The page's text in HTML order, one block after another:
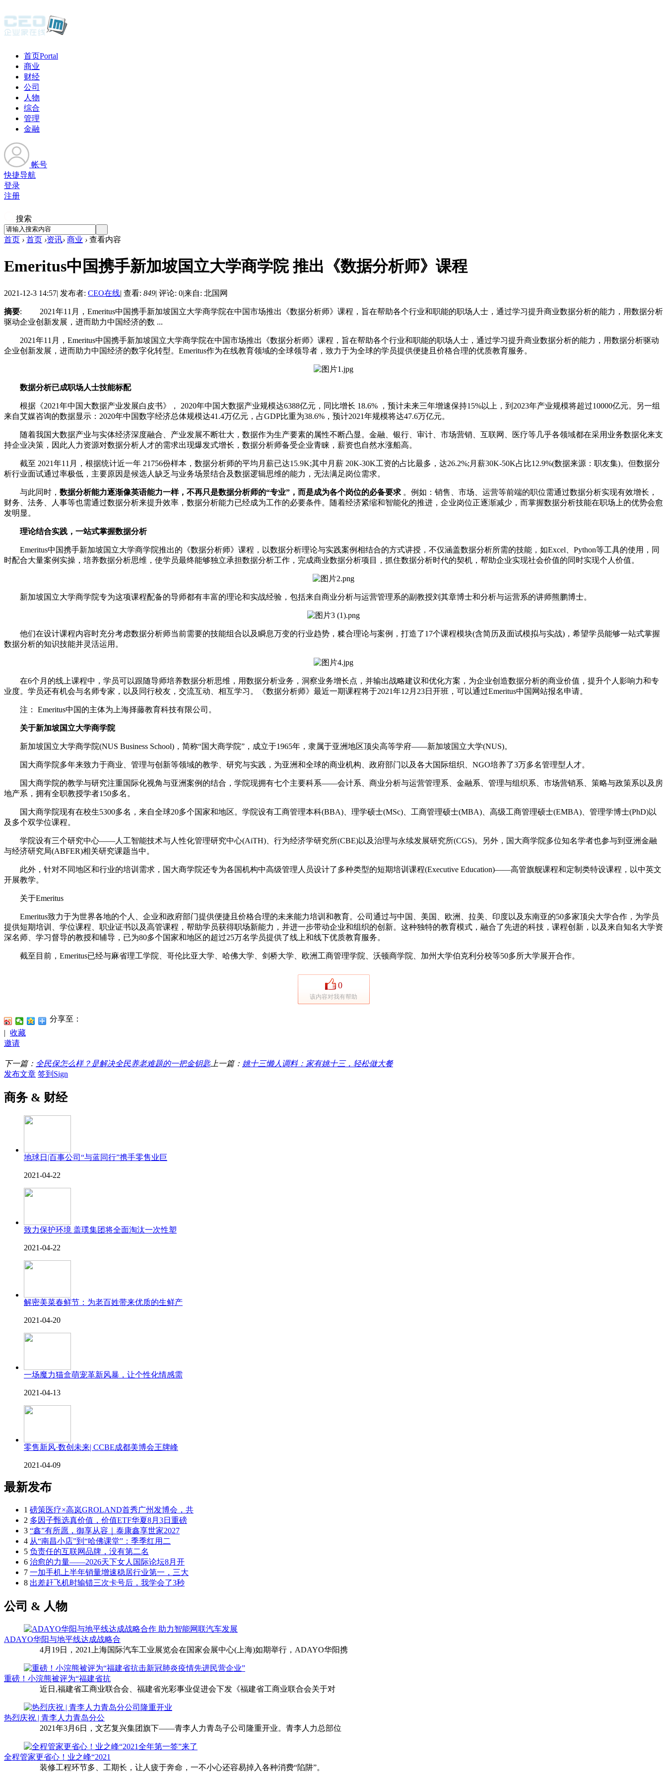
首页Portal
商业
财经
公司
人物
综合
管理
金融
帐号
快捷导航
登录
注册
搜索
首页 › 首页 ›资讯› 商业 › 查看内容
Emeritus中国携手新加坡国立大学商学院 推出《数据分析师》课程
2021-12-3 14:57| 发布者: CEO在线| 查看: 849| 评论: 0|来自: 北国网
摘要: 2021年11月，Emeritus中国携手新加坡国立大学商学院在中国市场推出《数据分析师》课程，旨在帮助各个行业和职能的职场人士，通过学习提升商业数据分析的能力，用数据分析
驱动企业创新发展，进而助力中国经济的数 ...
2021年11月，Emeritus中国携手新加坡国立大学商学院在中国市场推出《数据分析师》课程，旨在帮助各个行业和职能的职场人士，通过学习提升商业数据分析的能力，用数据分析驱动
企业创新发展，进而助力中国经济的数字化转型。Emeritus作为在线教育领域的全球领导者，致力于为全球的学员提供便捷且价格合理的优质教育服务。
数据分析已成职场人士技能标配
根据《2021年中国大数据产业发展白皮书》， 2020年中国大数据产业规模达6388亿元，同比增长 18.6% ，预计未来三年增速保持15%以上，到2023年产业规模将超过10000亿元。另一组
来自艾媒咨询的数据显示：2020年中国数字经济总体规模达41.4万亿元，占GDP比重为38.6%，预计2021年规模将达47.6万亿元。
随着我国大数据产业与实体经济深度融合、产业发展不断壮大，数据作为生产要素的属性不断凸显。金融、银行、审计、市场营销、互联网、医疗等几乎各领域都在采用业务数据化来支
持企业决策，因此人力资源对数据分析人才的需求出现爆发式增长，数据分析师备受企业青睐，薪资也自然水涨船高。
截至 2021年11月，根据统计近一年 21756份样本，数据分析师的平均月薪已达15.9K;其中月薪 20K-30K工资的占比最多，达26.2%;月薪30K-50K占比12.9%(数据来源：职友集)。但数据分
析行业面试通过率极低，主要原因是候选人缺乏与业务场景结合及数据逻辑思维的能力，无法满足岗位需求。
与此同时， 数据分析能力逐渐像英语能力一样，不再只是数据分析师的“专业”，而是成为各个岗位的必备要求 。例如：销售、市场、运营等前端的职位需通过数据分析实现有效增长，
财务、法务、人事等也需通过数据分析来提升效率，数据分析能力已经成为工作的必要条件。随着经济紧缩和智能化的推进，企业岗位正逐渐减少，而掌握数据分析技能在职场上的优势会愈
发明显。
理论结合实践，一站式掌握数据分析
Emeritus中国携手新加坡国立大学商学院推出的《数据分析师》课程，以数据分析理论与实践案例相结合的方式讲授，不仅涵盖数据分析所需的技能，如Excel、Python等工具的使用，同
时配合大量案例实操，培养数据分析思维，使学员最终能够独立承担数据分析工作，完成商业数据分析项目，抓住数据分析时代的契机，帮助企业实现社会价值的同时实现个人价值。
新加坡国立大学商学院专为这项课程配备的导师都有丰富的理论和实战经验，包括来自商业分析与运营管理系的副教授刘其章博士和分析与运营系的讲师熊鹏博士。
他们在设计课程内容时充分考虑数据分析师当前需要的技能组合以及瞬息万变的行业趋势，糅合理论与案例，打造了17个课程模块(含简历及面试模拟与实战)，希望学员能够一站式掌握
数据分析的知识技能并灵活运用。
在6个月的线上课程中，学员可以跟随导师培养数据分析思维，用数据分析业务，洞察业务增长点，并输出战略建议和优化方案，为企业创造数据分析的商业价值，提升个人影响力和专
业度。学员还有机会与名师专家，以及同行校友，交流互动、相互学习。《数据分析师》最近一期课程将于2021年12月23日开班，可以通过Emeritus中国网站报名申请。
注： Emeritus中国的主体为上海择藤教育科技有限公司。
关于新加坡国立大学商学院
新加坡国立大学商学院(NUS Business School)，简称“国大商学院”，成立于1965年，隶属于亚洲地区顶尖高等学府——新加坡国立大学(NUS)。
国大商学院多年来致力于商业、管理与创新等领域的教学、研究与实践，为亚洲和全球的商业机构、政府部门以及各大国际组织、NGO培养了3万多名管理型人才。
国大商学院的教学与研究注重国际化视角与亚洲案例的结合，学院现拥有七个主要科系——会计系、商业分析与运营管理系、金融系、管理与组织系、市场营销系、策略与政策系以及房
地产系，拥有全职教授学者150多名。
国大商学院现有在校生5300多名，来自全球20多个国家和地区。学院设有工商管理本科(BBA)、理学硕士(MSc)、工商管理硕士(MBA)、高级工商管理硕士(EMBA)、管理学博士(PhD)以
及多个双学位课程。
学院设有三个研究中心——人工智能技术与人性化管理研究中心(AiTH)、行为经济学研究所(CBE)以及治理与永续发展研究所(CGS)。另外，国大商学院多位知名学者也参与到亚洲金融
与经济研究局(ABFER)相关研究课题当中。
此外，针对不同地区和行业的培训需求，国大商学院还专为各国机构中高级管理人员设计了多种类型的短期培训课程(Executive Education)——高管旗舰课程和定制类特设课程，以中英文
开展教学。
关于Emeritus
Emeritus致力于为世界各地的个人、企业和政府部门提供便捷且价格合理的未来能力培训和教育。公司通过与中国、美国、欧洲、拉美、印度以及东南亚的50多家顶尖大学合作，为学员
提供短期培训、学位课程、职业证书以及高管课程，帮助学员获得职场新能力，并进一步带动企业和组织的创新。这种独特的教育模式，融合了先进的科技，课程创新，以及来自知名大学资
深名师、学习督导的教授和辅导，已为80多个国家和地区的超过25万名学员提供了线上和线下优质教育服务。
截至目前，Emeritus已经与麻省理工学院、哥伦比亚大学、哈佛大学、剑桥大学、欧洲工商管理学院、沃顿商学院、加州大学伯克利分校等50多所大学展开合作。
0
该内容对我有帮助
分享至：
| 收藏
邀请
下一篇： 全民保怎么样？是解决全民养老难题的一把金钥匙上一篇： 姚十三懒人调料：家有姚十三，轻松做大餐
发布文章 签到Sign
商务 & 财经
地球日|百事公司“与蓝同行”携手零售业巨
2021-04-22
致力保护环境 盖璞集团将全面淘汰一次性塑
2021-04-22
解密美菜春鲜节：为老百姓带来优质的生鲜产
2021-04-20
一场魔力猫盒萌宠革新风暴，让个性化情感需
2021-04-13
零售新风·数创未来| CCBE成都美博会王牌峰
2021-04-09
最新发布
1 磅策医疗×高岚GROLAND首秀广州发博会，共
2 多因子甄选真价值，价值ETF华夏8月3日重磅
3 “鑫”有所愿，御享从容｜泰康鑫享世家2027
4 从“南昌小店”到“哈佛课堂”：季季红用二
5 负责任的互联网品牌，没有第二名
6 治愈的力量——2026天下女人国际论坛8月开
7 一加手机上半年销量增速稳居行业第一，三大
8 出差赶飞机时输错三次卡号后，我学会了3秒
公司 & 人物
ADAYO华阳与地平线达成战略合
4月19日，2021上海国际汽车工业展览会在国家会展中心(上海)如期举行，ADAYO华阳携
重磅！小浣熊被评为“福建省抗
近日,福建省工商业联合会、福建省光彩事业促进会下发《福建省工商业联合会关于对
热烈庆祝 | 青李人力青岛分公
2021年3月6日，文艺复兴集团旗下——青李人力青岛子公司隆重开业。青李人力总部位
全程管家更省心！业之峰“2021
装修工程环节多、工期长，让人疲于奔命，一不小心还容易掉入各种消费“陷阱”。